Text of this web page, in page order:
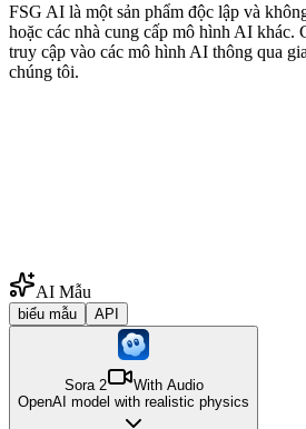
FSG AI là một sản phẩm độc lập và
hoặc các nhà cung cấp mô hình AI khác.
truy cập vào các mô hình AI thông qua
chúng tôi.
AI Mẫu
biểu mẫu API
Sora 2
With Audio
OpenAI model with realistic physics